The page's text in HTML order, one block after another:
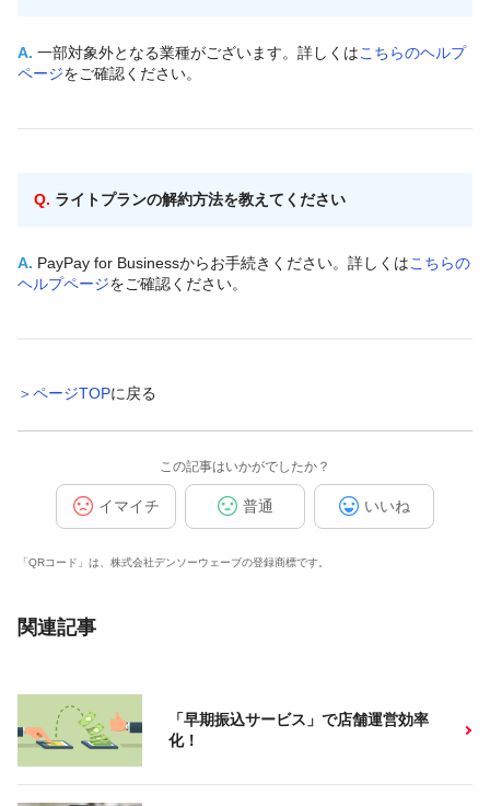
A. 一部対象外となる業種がございます。詳しくはこちらのヘルプ
ページをご確認ください。
Q. ライトプランの解約方法を教えてください
A. PayPay for Businessからお手続きください。詳しくはこちらの
ヘルプページをご確認ください。
＞ページTOPに戻る
この記事はいかがでしたか？
イマイチ 普通 いいね
「QRコード」は、株式会社デンソーウェーブの登録商標です。
関連記事
「早期振込サービス」で店舗運営効率
化！